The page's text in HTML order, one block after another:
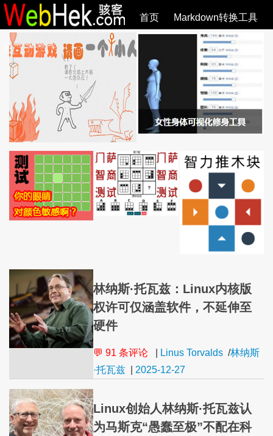
首页 Markdown转换工具
必观作品 SVG教程 SVG手册 全部文章
林纳斯·托瓦兹：Linux内核版
权许可仅涵盖软件，不延伸至
硬件
💬 91 条评论 Linus Torvalds /林纳斯
·托瓦兹
2025-12-27
Linux创始人林纳斯·托瓦兹认
为马斯克“愚蠢至极”不配在科